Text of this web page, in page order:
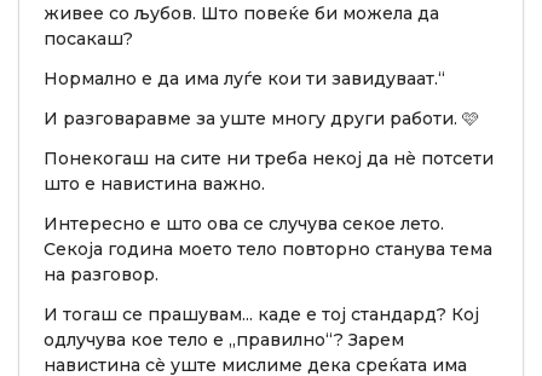
живее со љубов. Што повеќе би можела да
посакаш?
Нормално е да има луѓе кои ти завидуваат.“
И разговаравме за уште многу други работи. 🩷
Понекогаш на сите ни треба некој да нè потсети
што е навистина важно.
Интересно е што ова се случува секое лето.
Секоја година моето тело повторно станува тема
на разговор.
И тогаш се прашувам... каде е тој стандард? Кој
одлучува кое тело е „правилно“? Зарем
навистина сè уште мислиме дека среќата има